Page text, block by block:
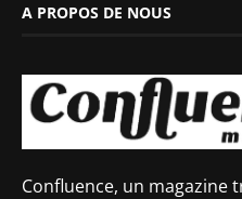
A PROPOS DE NOUS
Confluence, un